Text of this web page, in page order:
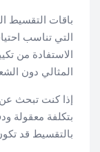
باقات التقسيط
التي تناسب
الاستفادة من
المثالي دون
إذا كنت تبحث عن
بتكلفة معقولة
بالتقسيط قد